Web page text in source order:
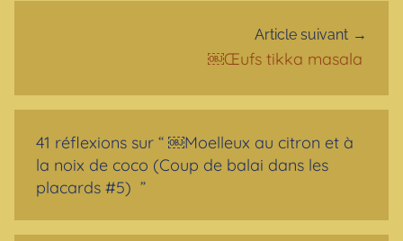
Article suivant
￼Œufs tikka masala
41 réflexions sur “ ￼Moelleux au citron et à
la noix de coco (Coup de balai dans les
placards #5) ”